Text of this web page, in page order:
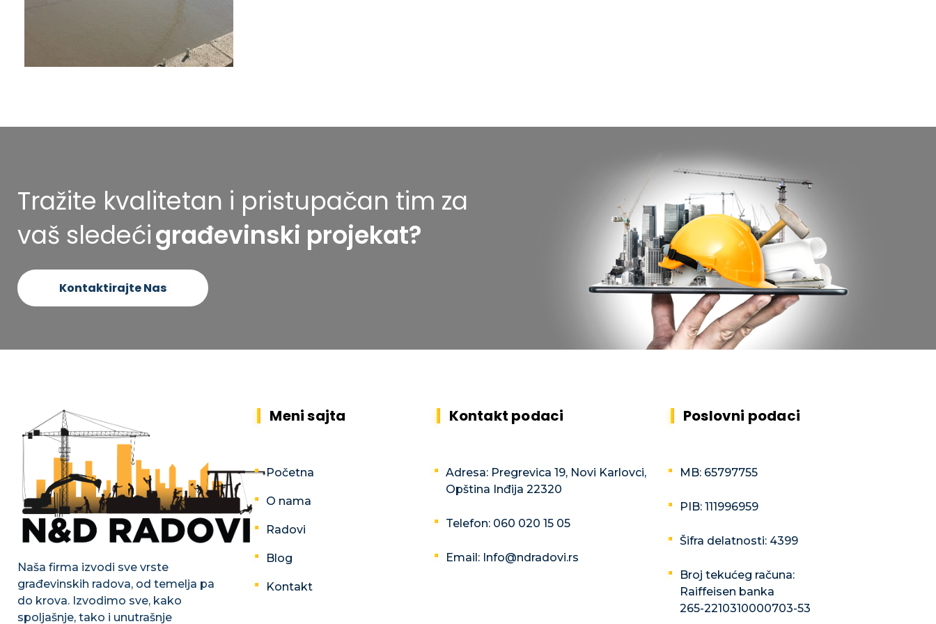
Tražite kvalitetan i pristupačan tim za
vaš sledećigrađevinski projekat?
Kontaktirajte Nas
Naša firma izvodi sve vrste
građevinskih radova, od temelja pa
do krova. Izvodimo sve, kako
spoljašnje, tako i unutrašnje
Meni sajta
Početna
O nama
Radovi
Blog
Kontakt
Kontakt podaci
Adresa: Pregrevica 19, Novi Karlovci,
Opština Inđija 22320
Telefon: 060 020 15 05
Email: Info@ndradovi.rs
Poslovni podaci
MB: 65797755
PIB: 111996959
Šifra delatnosti: 4399
Broj tekućeg računa:
Raiffeisen banka
265-2210310000703-53